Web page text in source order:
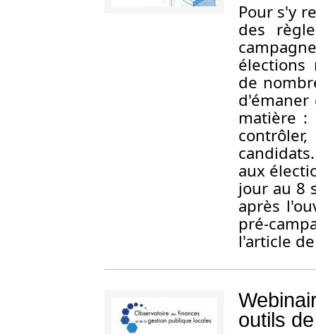
Pour s'y
des
élections
de
matière :
aux
jour au 8
après
pré-
l'article
outils